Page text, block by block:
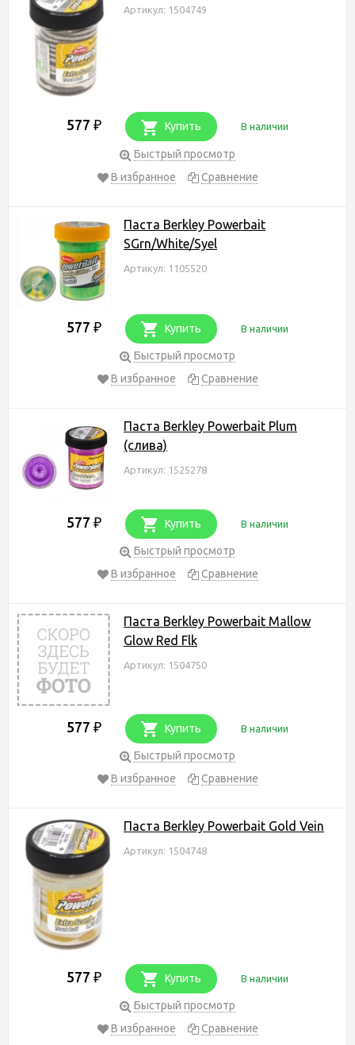
Артикул: 1504749
577 ₽ Купить В наличии
Быстрый просмотр
В избранное
Сравнение
Паста Berkley Powerbait
SGrn/White/Syel
Артикул: 1105520
577 ₽ Купить В наличии
Быстрый просмотр
В избранное
Сравнение
Паста Berkley Powerbait Plum
(слива)
Артикул: 1525278
577 ₽ Купить В наличии
Быстрый просмотр
В избранное
Сравнение
Паста Berkley Powerbait Mallow
Glow Red Flk
Артикул: 1504750
577 ₽ Купить В наличии
Быстрый просмотр
В избранное
Сравнение
Паста Berkley Powerbait Gold Vein
Артикул: 1504748
577 ₽ Купить В наличии
Быстрый просмотр
В избранное
Сравнение